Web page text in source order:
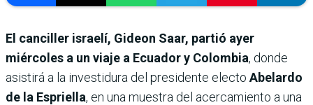
El canciller israelí, Gideon Saar, partió ayer
miércoles a un viaje a Ecuador y Colombia, donde
asistirá a la investidura del presidente electo Abelardo
de la Espriella, en una muestra del acercamiento a una